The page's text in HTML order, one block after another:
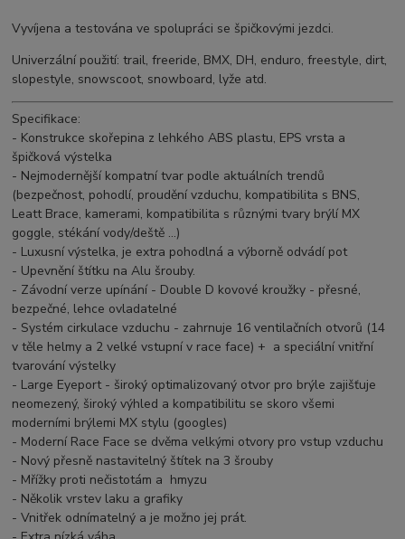
Vyvíjena a testována ve spolupráci se špičkovými jezdci.
Univerzální použití: trail, freeride, BMX, DH, enduro, freestyle, dirt,
slopestyle, snowscoot, snowboard, lyže atd.
Specifikace:
- Konstrukce skořepina z lehkého ABS plastu, EPS vrsta a
špičková výstelka
- Nejmodernější kompatní tvar podle aktuálních trendů
(bezpečnost, pohodlí, proudění vzduchu, kompatibilita s BNS,
Leatt Brace, kamerami, kompatibilita s různými tvary brýlí MX
goggle, stékání vody/deště ...)
- Luxusní výstelka, je extra pohodlná a výborně odvádí pot
- Upevnění štítku na Alu šrouby.
- Závodní verze upínání - Double D kovové kroužky - přesné,
bezpečné, lehce ovladatelné
- Systém cirkulace vzduchu - zahrnuje 16 ventilačních otvorů (14
v těle helmy a 2 velké vstupní v race face) + a speciální vnitřní
tvarování výstelky
- Large Eyeport - široký optimalizovaný otvor pro brýle zajišťuje
neomezený, široký výhled a kompatibilitu se skoro všemi
moderními brýlemi MX stylu (googles)
- Moderní Race Face se dvěma velkými otvory pro vstup vzduchu
- Nový přesně nastavitelný štítek na 3 šrouby
- Mřížky proti nečistotám a hmyzu
- Několik vrstev laku a grafiky
- Vnitřek odnímatelný a je možno jej prát.